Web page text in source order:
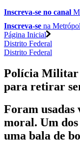
Inscreva-se no canal
Inscreva-se na
Página Inicial
Distrito Federal
Distrito Federal
Polícia Militar
para retirar
Foram usadas
moral. Um
uma bala de